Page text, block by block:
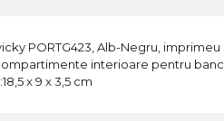
PORTG423, Alb-Negru,
interioare pentru
x 9 x 3,5 cm